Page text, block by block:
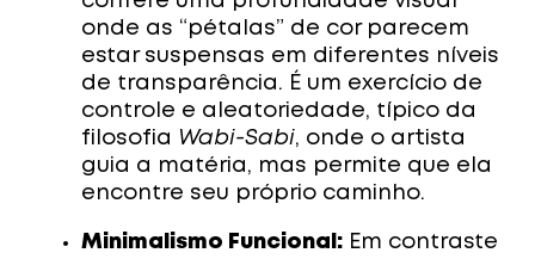
onde as “pétalas” de cor parecem
estar suspensas em diferentes níveis
de transparência. É um exercício de
controle e aleatoriedade, típico da
filosofia Wabi-Sabi, onde o artista
guia a matéria, mas permite que ela
encontre seu próprio caminho.
Minimalismo Funcional: Em contraste